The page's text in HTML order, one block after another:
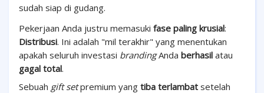
sudah siap di gudang.
Pekerjaan Anda justru memasuki fase paling krusial:
Distribusi. Ini adalah "mil terakhir" yang menentukan
apakah seluruh investasi brandingAnda berhasil atau
gagal total.
Sebuah gift setpremium yang tiba terlambat setelah